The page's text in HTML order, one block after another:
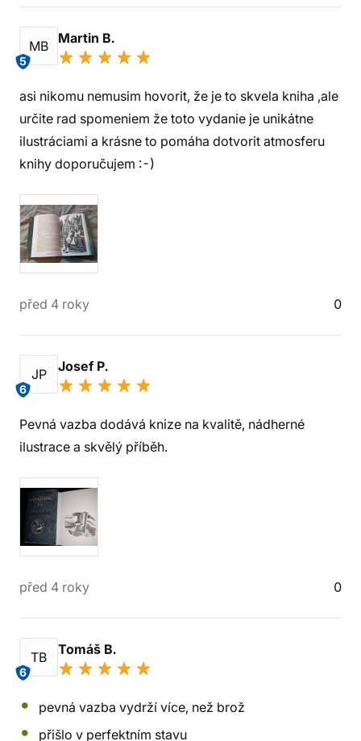
MB
5
Martin B.
asi nikomu nemusim hovorit, že je to skvela kniha ,ale
určite rad spomeniem že toto vydanie je unikátne
ilustráciami a krásne to pomáha dotvorit atmosferu
knihy doporučujem :-)
před 4 roky 0
JP
6
Josef P.
Pevná vazba dodává knize na kvalitě, nádherné
ilustrace a skvělý příběh.
před 4 roky 0
TB
6
Tomáš B.
pevná vazba vydrží více, než brož
přišlo v perfektním stavu